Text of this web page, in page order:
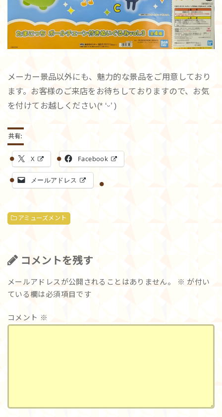
メーカー景品以外にも、魅力的な景品をご用意しており
ます。お客様のご来店をお待ちしておりますので、お気
を付けてお越しください(* ‘ᵕ’ )
共有:
X Facebook
メールアドレス
アミューズメント
コメントを残す
メールアドレスが公開されることはありません。 ※ が付い
ている欄は必須項目です
コメント ※